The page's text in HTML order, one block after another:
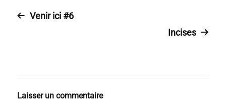
Venir ici #6
Incises
Laisser un commentaire